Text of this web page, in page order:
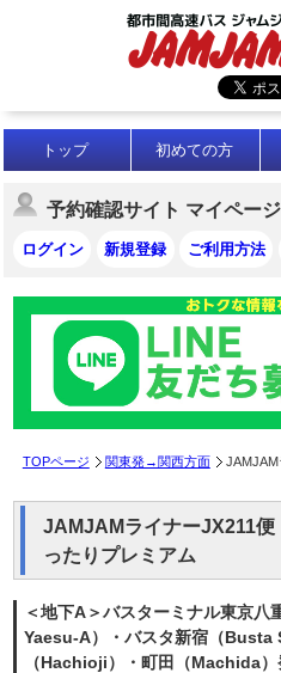
トップ 初めての方
予約確認サイト マイページ
ログイン 新規登録 ご利用方法
TOPページ 関東発→関西方面
JAMJAMライナーJX211
ったりプレミアム
＜地下A＞バスターミナル東京
Yaesu-A）・バスタ新宿（
（Hachioji）・町田（Machida